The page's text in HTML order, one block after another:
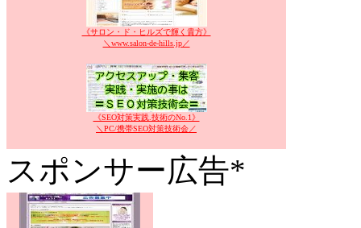
《サロン・ド・ヒルズで輝く貴方》
＼www.salon-de-hills.jp／
《SEO対策実践.技術のNo.1》
＼PC/携帯SEO対策技術会／
スポンサー広告*